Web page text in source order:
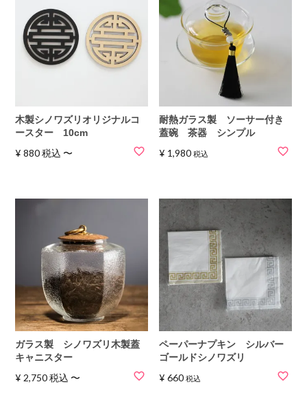
木製シノワズリオリジナルコ
ースター 10cm
¥ 880 税込 〜
耐熱ガラス製 ソーサー付き
蓋碗 茶器 シンプル
¥ 1,980 税込
ガラス製 シノワズリ木製蓋
キャニスター
¥ 2,750 税込 〜
ペーパーナプキン シルバー
ゴールドシノワズリ
¥ 660 税込